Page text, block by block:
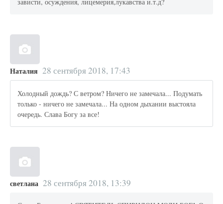
Наталия 28 сентября 2018, 17:43
Холодный дождь? С ветром? Ничего не замечала... Подумать
только - ничего не замечала... На одном дыхании выстояла
очередь. Слава Богу за все!
светлана 28 сентября 2018, 13:39